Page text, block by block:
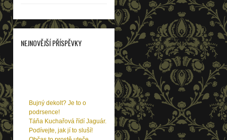
NEJNOVĚJŠÍ PŘÍSPĚVKY
Bujný dekolt? Je to o
podrsence!
Táňa Kuchařová řídí Jaguár.
Podívejte, jak jí to sluší!